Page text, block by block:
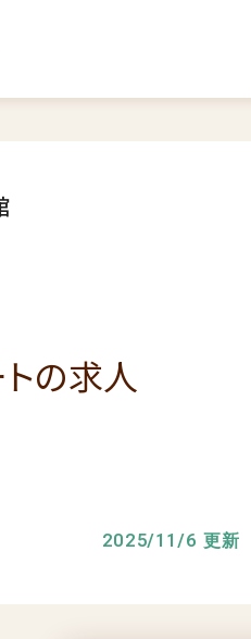
の求人
2025/11/6 更新